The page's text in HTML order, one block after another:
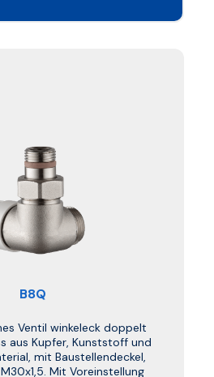
B8Q
Ventil winkeleck doppelt
aus Kupfer, Kunststoff und
mit Baustellendeckel,
Mit Voreinstellung